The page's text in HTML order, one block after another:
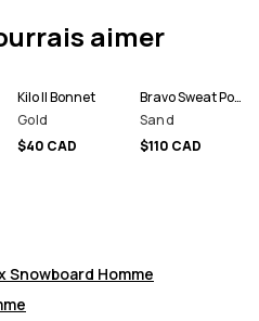
aimer
Kilo II Bonnet
Gold
$40 CAD
Bravo Sweat Polaire Homme
Sand
$110 CAD
Snowboard Homme